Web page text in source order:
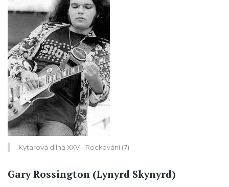
Kytarová dílna XXV - Rockování (7)
Gary Rossington (Lynyrd Skynyrd)